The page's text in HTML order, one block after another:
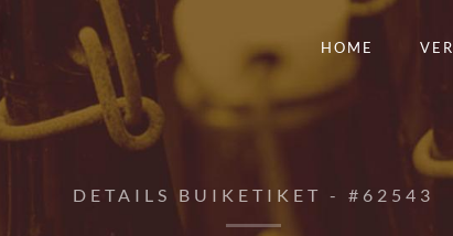
HOME
DETAILS BUIKETIKET - #62543